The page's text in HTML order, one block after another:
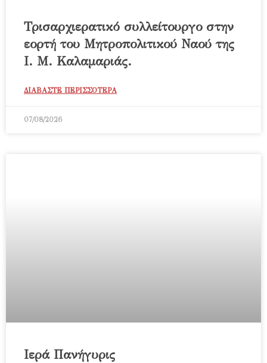
Τρισαρχιερατικό συλλείτουργο στην
εορτή του Μητροπολιτικού Ναού της
Ι. Μ. Καλαμαριάς.
ΔΙΑΒΑΣΤΕ ΠΕΡΙΣΣΟΤΕΡΑ
07/08/2026
Ιερά Πανήγυρις